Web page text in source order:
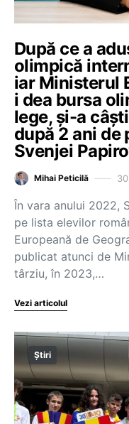
După ce a
olimpică
iar Ministerul
i dea bursa
lege, și-a
după 2 ani de
Svenjei
Mihai Peticilă
În vara anului 2022,
pe lista elevilor
Europeană de
publicat atunci de
târziu, în 2023,…
Vezi articolul
Știri